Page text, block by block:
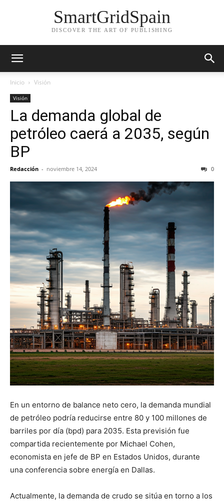
SmartGridSpain
DISCOVER THE ART OF PUBLISHING
Inicio Visión
Visión
La demanda global de
petróleo caerá a 2035, según
BP
Redacción - noviembre 14, 2024 0
En un entorno de balance neto cero, la demanda mundial
de petróleo podría reducirse entre 80 y 100 millones de
barriles por día (bpd) para 2035. Esta previsión fue
compartida recientemente por Michael Cohen,
economista en jefe de BP en Estados Unidos, durante
una conferencia sobre energía en Dallas.
Actualmente, la demanda de crudo se sitúa en torno a los